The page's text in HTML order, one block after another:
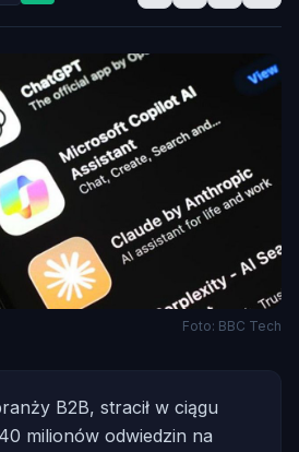
Foto: BBC Tech
B2B, stracił w ciągu
milionów odwiedzin na